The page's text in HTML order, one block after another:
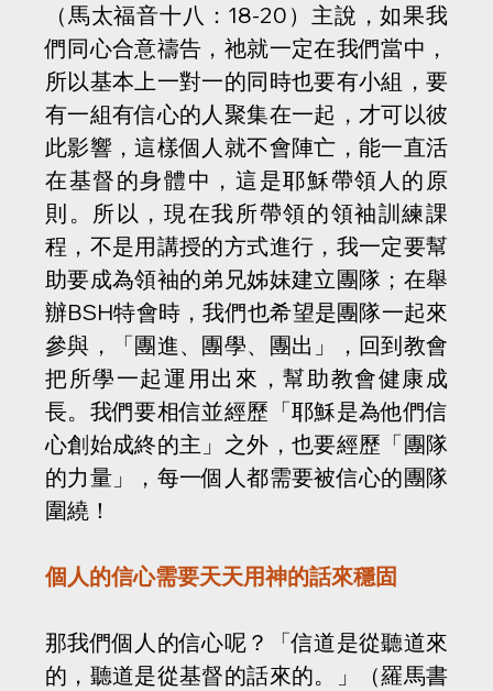
（馬太福音十八：18-20）主說，如果我
們同心合意禱告，祂就一定在我們當中，
所以基本上一對一的同時也要有小組，要
有一組有信心的人聚集在一起，才可以彼
此影響，這樣個人就不會陣亡，能一直活
在基督的身體中，這是耶穌帶領人的原
則。所以，現在我所帶領的領袖訓練課
程，不是用講授的方式進行，我一定要幫
助要成為領袖的弟兄姊妹建立團隊；在舉
辦BSH特會時，我們也希望是團隊一起來
參與，「團進、團學、團出」，回到教會
把所學一起運用出來，幫助教會健康成
長。我們要相信並經歷「耶穌是為他們信
心創始成終的主」之外，也要經歷「團隊
的力量」，每一個人都需要被信心的團隊
圍繞！
個人的信心需要天天用神的話來穩固
那我們個人的信心呢？「信道是從聽道來
的，聽道是從基督的話來的。」（羅馬書